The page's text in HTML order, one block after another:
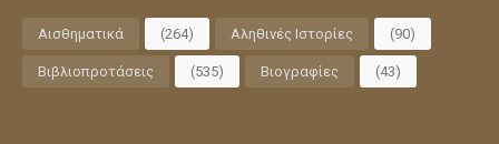
Αισθηματικά (264) Αληθινές Ιστορίες (90)
Βιβλιοπροτάσεις (535) Βιογραφίες (43)